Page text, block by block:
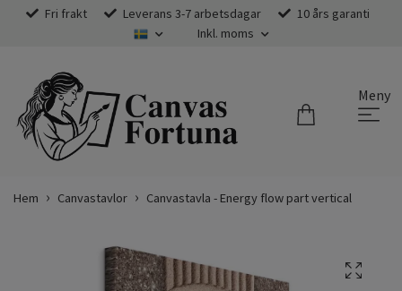
Fri frakt Leverans 3-7 arbetsdagar
10 års garanti
Inkl. moms
Meny
Hem Canvastavlor Canvastavla - Energy flow part vertical